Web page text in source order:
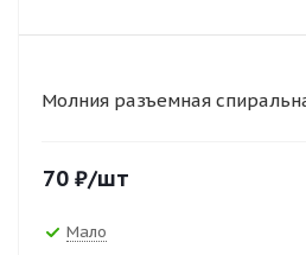
Молния разъемная
70 ₽/шт
Мало